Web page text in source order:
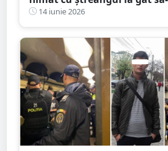
iubita. A făcut și accident
14 iunie 2026